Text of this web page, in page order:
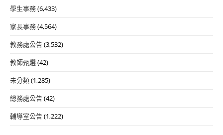
學生事務(6,433)
家長事務(4,564)
教務處公告(3,532)
教師甄選(42)
未分類(1,285)
總務處公告(42)
輔導室公告(1,222)